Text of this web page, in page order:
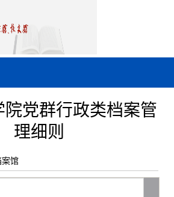
院党群行政类档案管
理细则
案馆